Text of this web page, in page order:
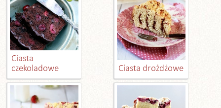
Ciasta
czekoladowe
Ciasta drożdżowe